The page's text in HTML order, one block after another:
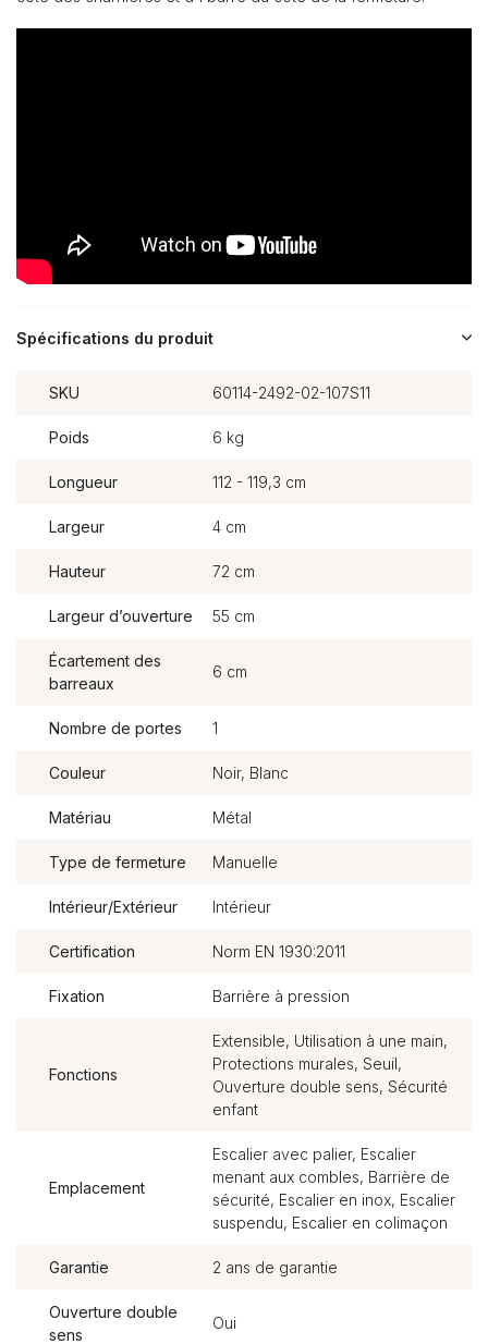
Spécifications du produit
SKU 60114-2492-02-107S11
Poids 6 kg
Longueur 112 - 119,3 cm
Largeur 4 cm
Hauteur 72 cm
Largeur d’ouverture 55 cm
Écartement des
barreaux
6 cm
Nombre de portes 1
Couleur Noir, Blanc
Matériau Métal
Type de fermeture Manuelle
Intérieur/Extérieur Intérieur
Certification Norm EN 1930:2011
Fixation Barrière à pression
Fonctions
Extensible, Utilisation à une main,
Protections murales, Seuil,
Ouverture double sens, Sécurité
enfant
Emplacement
Escalier avec palier, Escalier
menant aux combles, Barrière de
sécurité, Escalier en inox, Escalier
suspendu, Escalier en colimaçon
Garantie 2 ans de garantie
Ouverture double
sens
Oui